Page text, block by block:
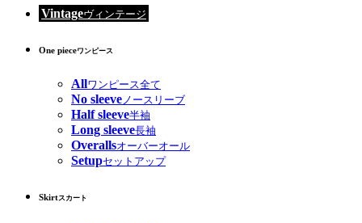
Vintageヴィンテージ
One pieceワンピース
Allワンピース全て
No sleeveノースリーブ
Half sleeve半袖
Long sleeve長袖
Overallsオーバーオール
Setupセットアップ
Skirtスカート